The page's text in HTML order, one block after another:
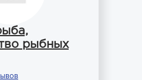
рыбных